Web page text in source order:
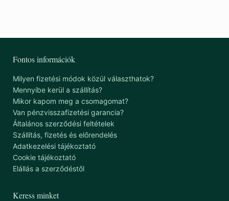
Fontos információk
Milyen fizetési módok közül választhatok?
Mennyibe kerül a szállítás?
Mikor kapom meg a csomagomat?
Van pénzvisszafizetési garancia?
Általános szerződési feltételek
Szállítás, fizetés és előrendelés
Adatkezelési tájékoztató
Cookie tájékoztató
Elállás a szerződéstől
Keress minket